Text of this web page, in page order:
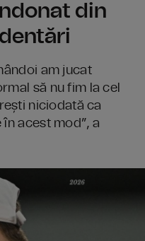
din
am jucat
să nu fim la cel
niciodată ca
acest mod”, a